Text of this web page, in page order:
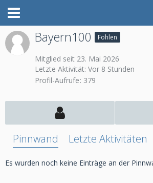
Bayern100 Fohlen
Mitglied seit 23. Mai 2026
Letzte Aktivität: Vor 8 Stunden
Profil-Aufrufe 379
Pinnwand Letzte Aktivitäten
Es wurden noch keine Einträge an der